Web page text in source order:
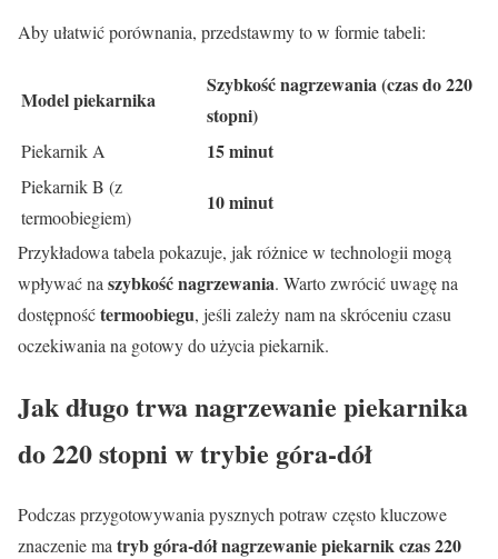
Aby ułatwić porównania, przedstawmy to w formie tabeli:
Model piekarnika
Szybkość nagrzewania (czas do 220
stopni)
Piekarnik A 15 minut
Piekarnik B (z
termoobiegiem)
10 minut
Przykładowa tabela pokazuje, jak różnice w technologii mogą
wpływać na szybkość nagrzewania. Warto zwrócić uwagę na
dostępnośćtermoobiegu, jeśli zależy nam na skróceniu czasu
oczekiwania na gotowy do użycia piekarnik.
Jak długo trwa nagrzewanie piekarnika
do 220 stopni w trybie góra-dół
Podczas przygotowywania pysznych potraw często kluczowe
znaczenie ma tryb góra-dół nagrzewanie piekarnik czas 220